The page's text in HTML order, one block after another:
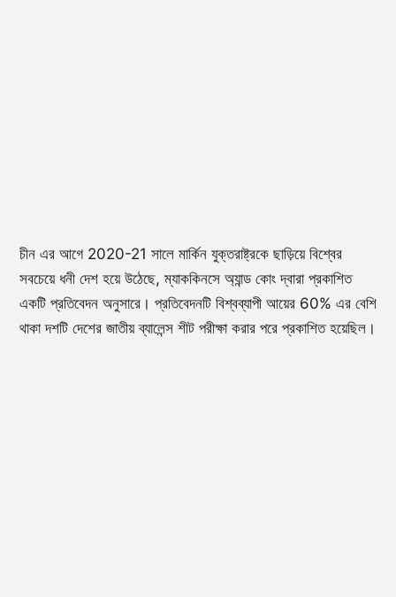
চীন এর আগে 2020-21 সালে মার্কিন যুক্তরাষ্ট্রকে ছাড়িয়ে বিশ্বের
সবচেয়ে ধনী দেশ হয়ে উঠেছে, ম্যাককিনসে অ্যান্ড কোং দ্বারা প্রকাশিত
একটি প্রতিবেদন অনুসারে। প্রতিবেদনটি বিশ্বব্যাপী আয়ের 60% এর বেশি
থাকা দশটি দেশের জাতীয় ব্যালেন্স শীট পরীক্ষা করার পরে প্রকাশিত হয়েছিল।